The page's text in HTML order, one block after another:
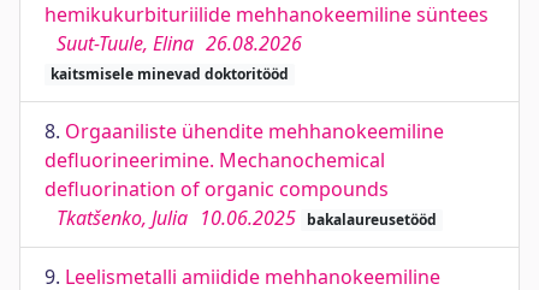
hemikukurbituriilide mehhanokeemiline süntees
Suut-Tuule, Elina 26.08.2026
kaitsmisele minevad doktoritööd
8. Orgaaniliste ühendite mehhanokeemiline
defluorineerimine. Mechanochemical
defluorination of organic compounds
Tkatšenko, Julia 10.06.2025 bakalaureusetööd
9. Leelismetalli amiidide mehhanokeemiline